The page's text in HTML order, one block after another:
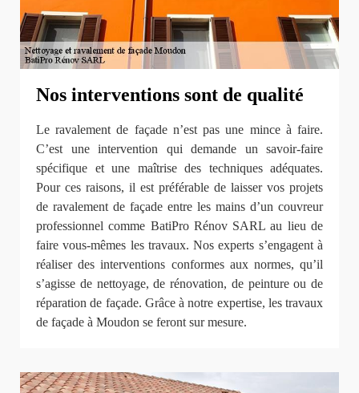
Nos interventions sont de qualité
Le ravalement de façade n’est pas une mince à faire.
C’est une intervention qui demande un savoir-faire
spécifique et une maîtrise des techniques adéquates.
Pour ces raisons, il est préférable de laisser vos projets
de ravalement de façade entre les mains d’un couvreur
professionnel comme BatiPro Rénov SARL au lieu de
faire vous-mêmes les travaux. Nos experts s’engagent à
réaliser des interventions conformes aux normes, qu’il
s’agisse de nettoyage, de rénovation, de peinture ou de
réparation de façade. Grâce à notre expertise, les travaux
de façade à Moudon se feront sur mesure.